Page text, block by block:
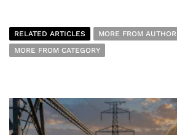
RELATED ARTICLES
MORE FROM AUTHOR
MORE FROM CATEGORY